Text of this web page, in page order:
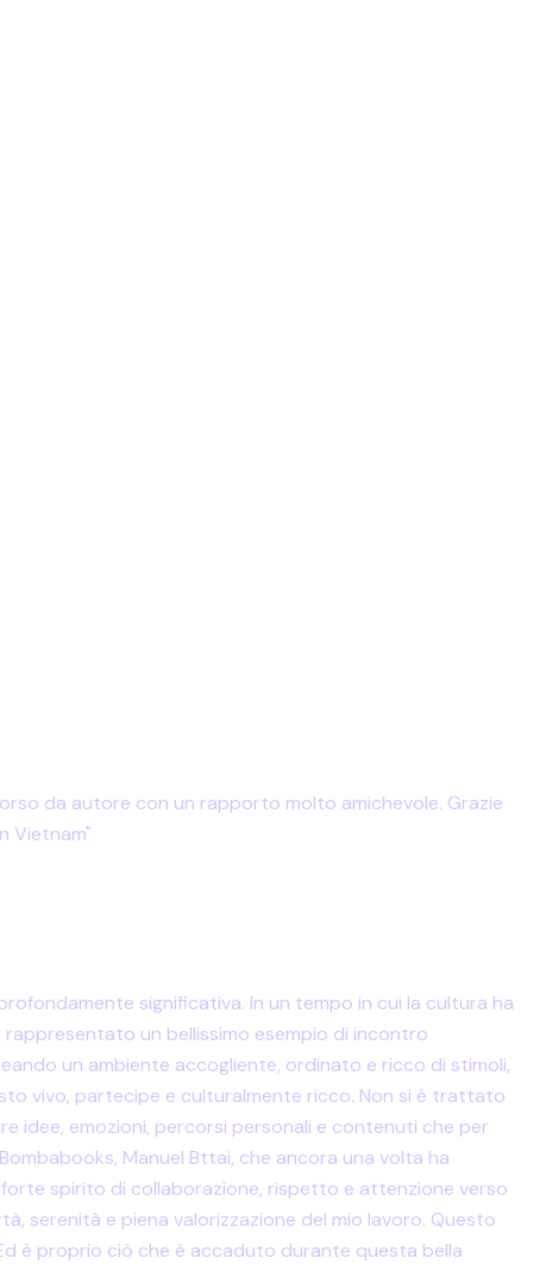
da autore con un rapporto molto amichevole. Grazie
Vietnam"
significativa. In un tempo in cui la cultura ha
un bellissimo esempio di incontro
un ambiente accogliente, ordinato e ricco di stimoli,
vivo, partecipe e culturalmente ricco. Non si è trattato
idee, emozioni, percorsi personali e contenuti che per
Manuel Bttai, che ancora una volta ha
spirito di collaborazione, rispetto e attenzione verso
serenità e piena valorizzazione del mio lavoro. Questo
è proprio ciò che è accaduto durante questa bella